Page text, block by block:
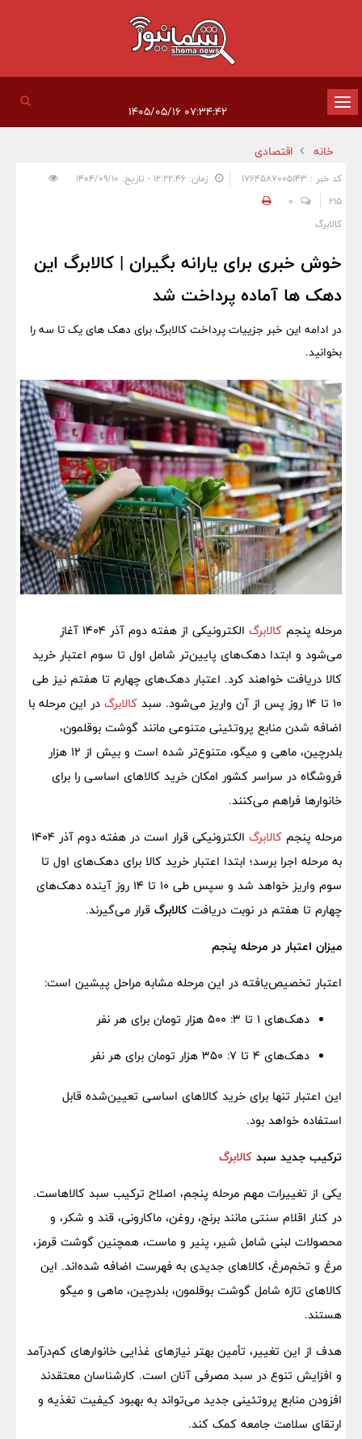
تغییر
وضعیت
ناوبری
۰۷:۳۴:۴۲ ۱۴۰۵/۰۵/۱۶
خانه اقتصادی
کد خبر : 1764587005143
زمان: ۱۲:۲۲:۴۶ - تاریخ: ۱۴۰۴/۰۹/۱۰
215
0
کالابرگ
خوش خبری برای یارانه بگیران | کالابرگ این
دهک ها آماده پرداخت شد
در ادامه این خبر جزییات پرداخت کالابرگ برای دهک های یک تا سه را
بخوانید.
مرحله پنجم کالابرگ
الکترونیکی از هفته دوم آذر 1404 آغاز
می‌شود و ابتدا دهک‌های پایین‌تر شامل اول تا سوم اعتبار خرید
کالا دریافت خواهند کرد. اعتبار دهک‌های چهارم تا هفتم نیز طی
10 تا 14 روز پس از آن واریز می‌شود. سبد
کالابرگ در این مرحله با
اضافه شدن منابع پروتئینی متنوعی مانند گوشت بوقلمون،
بلدرچین، ماهی و میگو، متنوع‌تر شده است و بیش از 12 هزار
فروشگاه در سراسر کشور امکان خرید کالاهای اساسی را برای
خانوارها فراهم می‌کنند.
مرحله پنجم کالابرگ
الکترونیکی قرار است در هفته دوم آذر 1404
به مرحله اجرا برسد؛ ابتدا اعتبار خرید کالا برای دهک‌های اول تا
سوم واریز خواهد شد و سپس طی 10 تا 14 روز آینده دهک‌های
چهارم تا هفتم در نوبت دریافت کالابرگ قرار می‌گیرند.
میزان اعتبار در مرحله پنجم
اعتبار تخصیص‌یافته در این مرحله مشابه مراحل پیشین است:
دهک‌های 1 تا 3: 500 هزار تومان برای هر نفر
دهک‌های 4 تا 7: 350 هزار تومان برای هر نفر
این اعتبار تنها برای خرید کالاهای اساسی تعیین‌شده قابل
استفاده خواهد بود.
ترکیب جدید سبد کالابرگ
یکی از تغییرات مهم مرحله پنجم، اصلاح ترکیب سبد کالاهاست.
در کنار اقلام سنتی مانند برنج، روغن، ماکارونی، قند و شکر، و
محصولات لبنی شامل شیر، پنیر و ماست، همچنین گوشت قرمز،
مرغ و تخم‌مرغ، کالاهای جدیدی به فهرست اضافه شده‌اند. این
کالاهای تازه شامل گوشت بوقلمون، بلدرچین، ماهی و میگو
هستند.
هدف از این تغییر، تأمین بهتر نیازهای غذایی خانوارهای کم‌درآمد
و افزایش تنوع در سبد مصرفی آنان است. کارشناسان معتقدند
افزودن منابع پروتئینی جدید می‌تواند به بهبود کیفیت تغذیه و
ارتقای سلامت جامعه کمک کند.